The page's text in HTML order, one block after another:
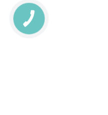
КНОПКА
СВЯЗИ